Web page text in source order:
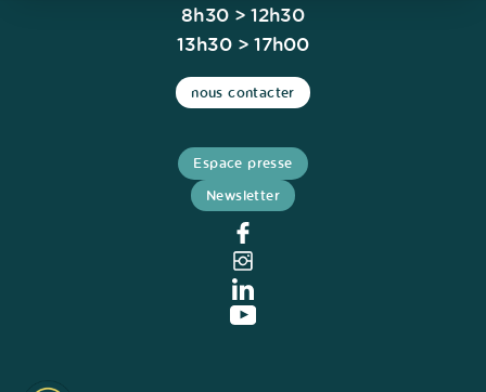
8h30 > 12h30
13h30 > 17h00
nous contacter
Espace presse
Newsletter